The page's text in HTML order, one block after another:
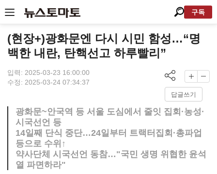
구독
(현장+)광화문엔 다시 시민 함성…“명
백한 내란, 탄핵선고 하루빨리”
입력: 2025-03-23 16:00:00
수정: 2025-03-24 07:34:37
답글쓰기
광화문~안국역 등 서울 도심에서 줄잇 집회·농성·
시국선언 등
14일째 단식 중단…24일부터 트랙터집회·총파업
등으로 수위↑
약사단체 시국선언 동참…"국민 생명 위협한 윤석
열 파면하라"